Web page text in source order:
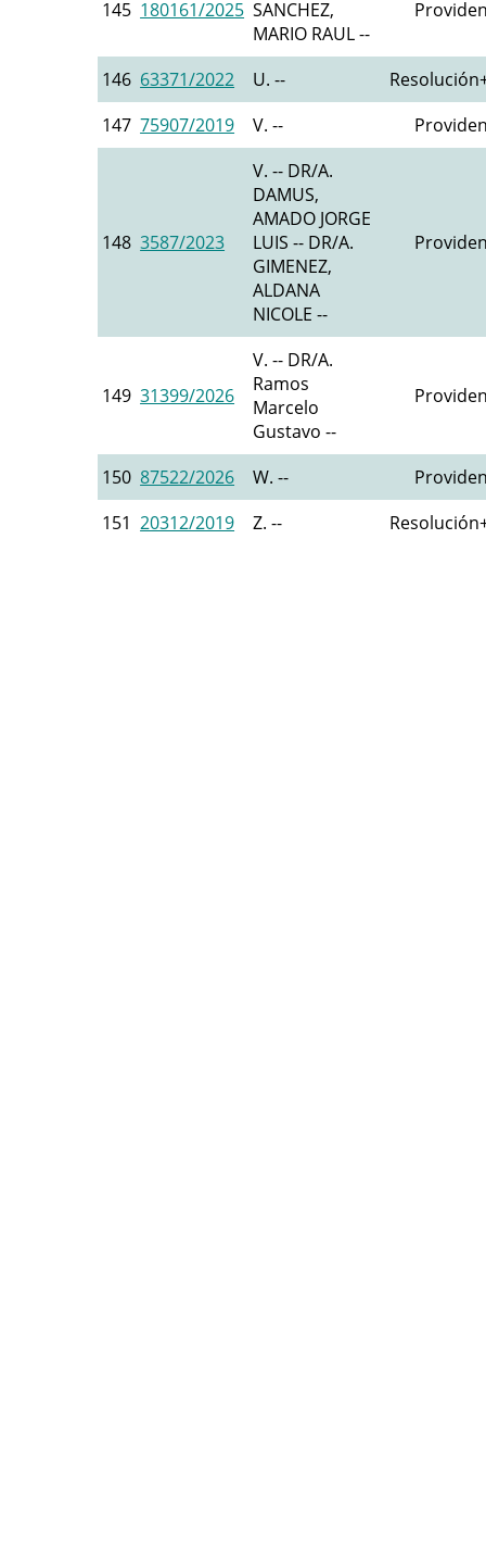
145 180161/2025 SANCHEZ,
MARIO RAUL --
146 63371/2022 U. --
147 75907/2019 V. --
148 3587/2023
V. -- DR/A.
DAMUS,
AMADO JORGE
LUIS -- DR/A.
GIMENEZ,
ALDANA
NICOLE --
149 31399/2026
V. -- DR/A.
Ramos
Marcelo
Gustavo --
150 87522/2026 W. --
151 20312/2019 Z. --